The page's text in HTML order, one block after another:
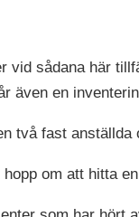
vid sådana här
även en
två fast
om att hitta